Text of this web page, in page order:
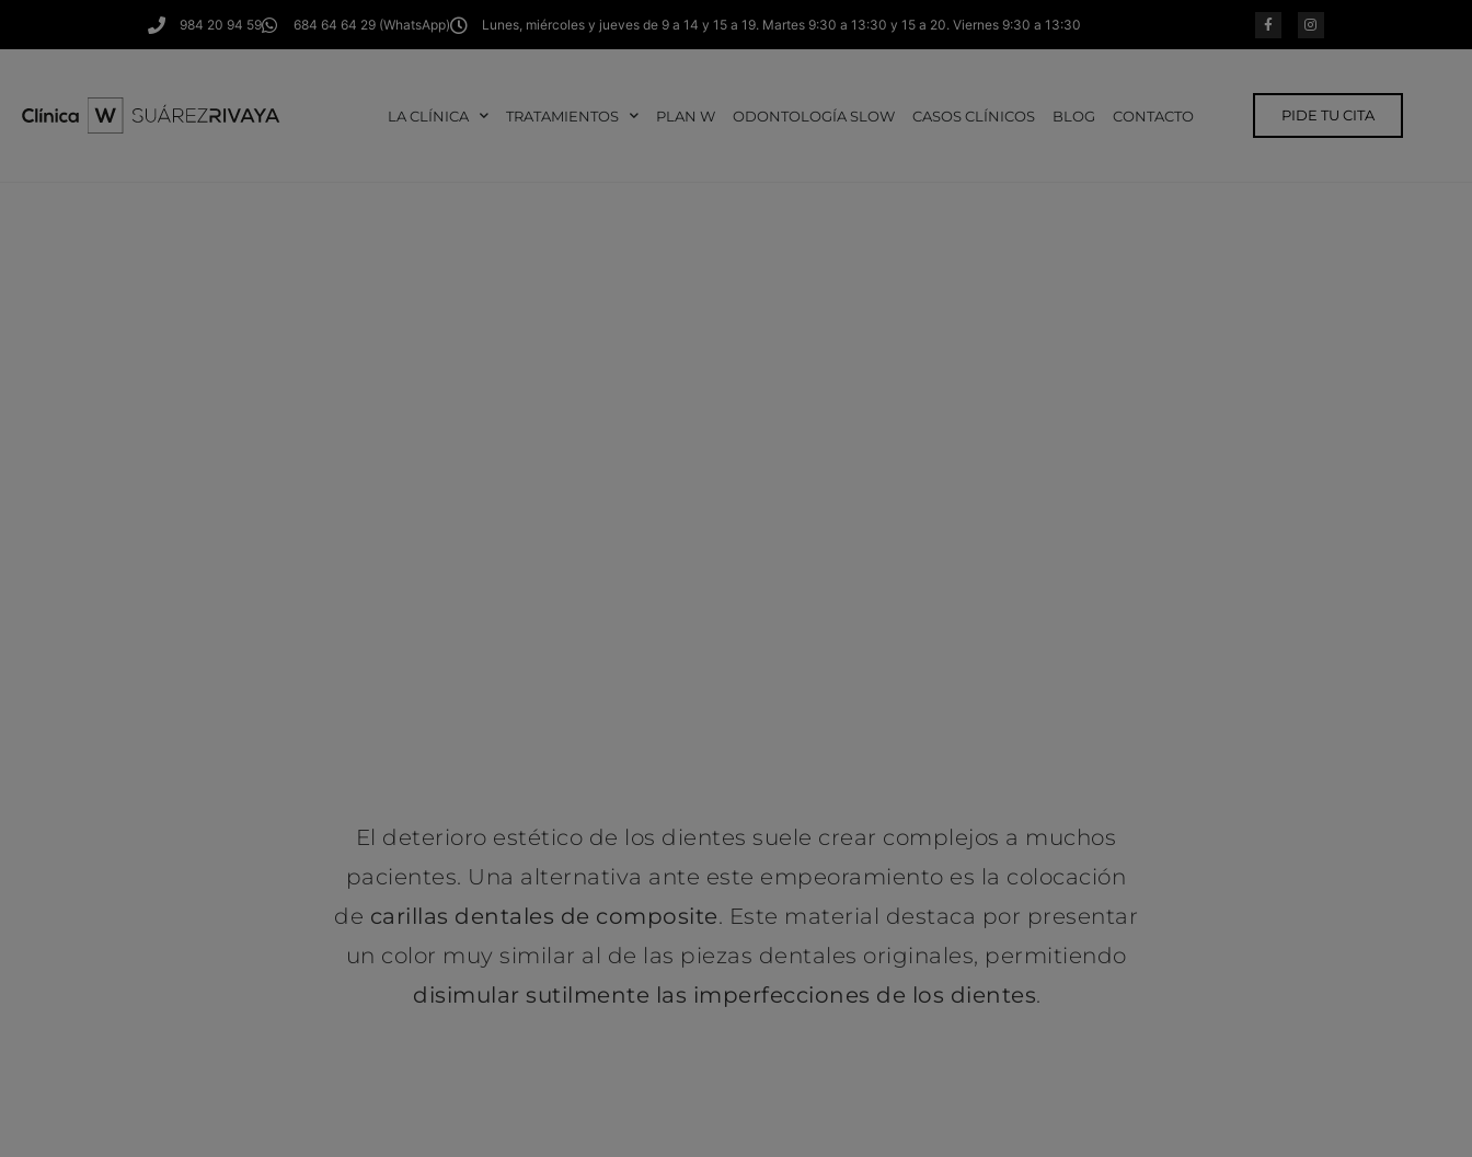
984 20 94 59 684 64 64 29 (WhatsApp) Lunes, miércoles y jueves de 9 a 14 y 15 a 19. Martes 9:30 a 13:30 y 15 а 20. Viernes 9:30 a 13:30
LA CLÍNICA TRATAMIENTOS PLAN W ODONTOLOGÍA SLOW CASOS CLÍNICOS BLOG CONTACTO PIDE TU CITA
El deterioro estético de los dientes suele crear complejos a muchos
pacientes. Una alternativa ante este empeoramiento es la colocación
de carillas dentales de composite. Este material destaca por presentar
un color muy similar al de las piezas dentales originales, permitiendo
disimular sutilmente las imperfecciones de los dientes.